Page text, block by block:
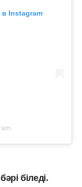
в Instagram
біледі.